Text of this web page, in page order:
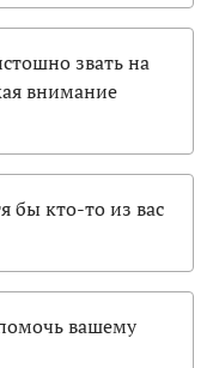
звать на
внимание
бы кто-то из вас
вашему